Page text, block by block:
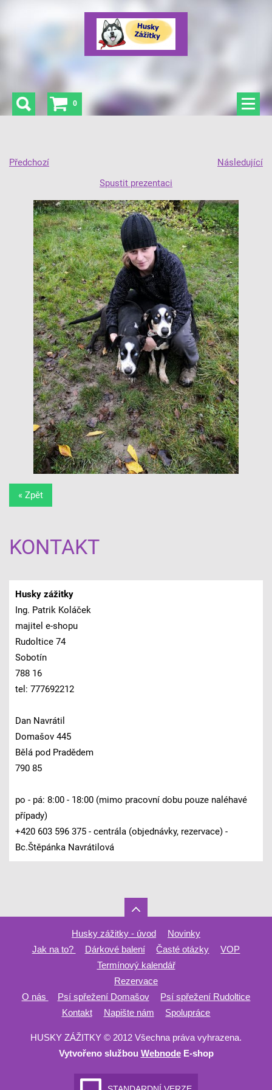
Předchozí
Následující
Spustit prezentaci
« Zpět
KONTAKT
Husky zážitky
Ing. Patrik Koláček
majitel e-shopu
Rudoltice 74
Sobotín
788 16
tel: 777692212
Dan Navrátil
Domašov 445
Bělá pod Pradědem
790 85
po - pá: 8:00 - 18:00 (mimo pracovní dobu pouze naléhavé
případy)
+420 603 596 375 - centrála (objednávky, rezervace) -
Bc.Štěpánka Navrátilová
Husky zážitky - úvod
Novinky
Jak na to?
Dárkové balení Časté otázky
VOP
Termínový kalendář
Rezervace
O nás
Psí spřežení Domašov
Psí spřežení Rudoltice
Kontakt
Napište nám Spolupráce
HUSKY ZÁŽITKY © 2012 Všechna práva vyhrazena.
Vytvořeno službou WebnodeE-shop
0